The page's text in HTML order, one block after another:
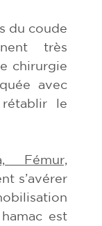
du coude
très
chirurgie
avec
rétablir le
Fémur,
s’avérer
est